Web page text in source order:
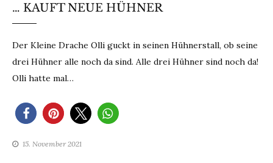
… KAUFT NEUE HÜHNER
Der Kleine Drache Olli guckt in seinen Hühnerstall, ob seine
drei Hühner alle noch da sind. Alle drei Hühner sind noch da!
Olli hatte mal…
15. November 2021